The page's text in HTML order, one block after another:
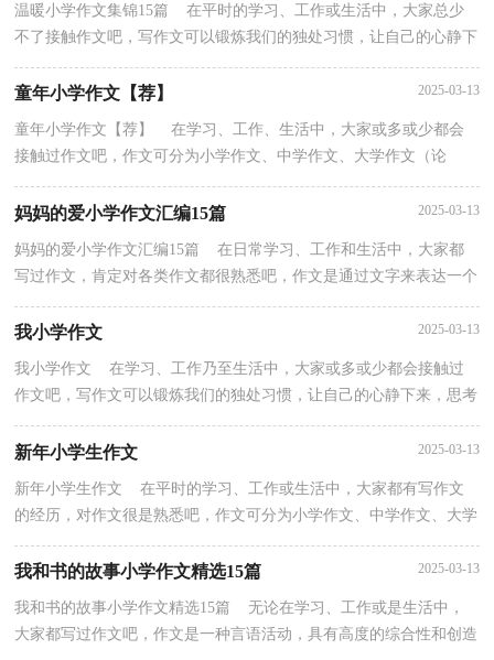
温暖小学作文集锦15篇 在平时的学习、工作或生活中，大家总少
不了接触作文吧，写作文可以锻炼我们的独处习惯，让自己的心静下
童年小学作文【荐】 2025-03-13
童年小学作文【荐】 在学习、工作、生活中，大家或多或少都会
接触过作文吧，作文可分为小学作文、中学作文、大学作文（论
文）。那么你有了解过作文吗？下面是小编为大家整理的童年...
妈妈的爱小学作文汇编15篇 2025-03-13
妈妈的爱小学作文汇编15篇 在日常学习、工作和生活中，大家都
写过作文，肯定对各类作文都很熟悉吧，作文是通过文字来表达一个
我小学作文 2025-03-13
我小学作文 在学习、工作乃至生活中，大家或多或少都会接触过
作文吧，写作文可以锻炼我们的独处习惯，让自己的心静下来，思考
自己未来的方向。你知道作文怎样才能写的好吗？以下是...
新年小学生作文 2025-03-13
新年小学生作文 在平时的学习、工作或生活中，大家都有写作文
的经历，对作文很是熟悉吧，作文可分为小学作文、中学作文、大学
我和书的故事小学作文精选15篇 2025-03-13
我和书的故事小学作文精选15篇 无论在学习、工作或是生活中，
大家都写过作文吧，作文是一种言语活动，具有高度的综合性和创造